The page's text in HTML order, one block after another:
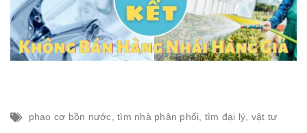
phao cơ bồn nước tìm nhà phân phối tìm đại lý vật tư